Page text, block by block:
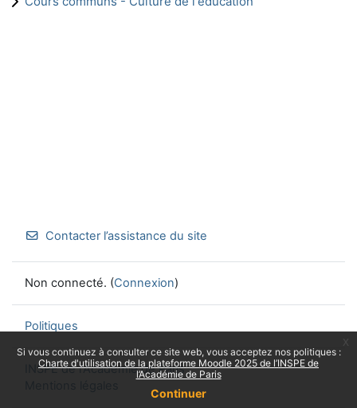
Si vous continuez à consulter ce site web, vous acceptez nos politiques :
Charte d'utilisation de la plateforme Moodle 2025 de l’INSPE de
l’Académie de Paris
Continuer
Contacter l’assistance du site
Non connecté. (Connexion)
Politiques
INSPE de l'Académie de Paris